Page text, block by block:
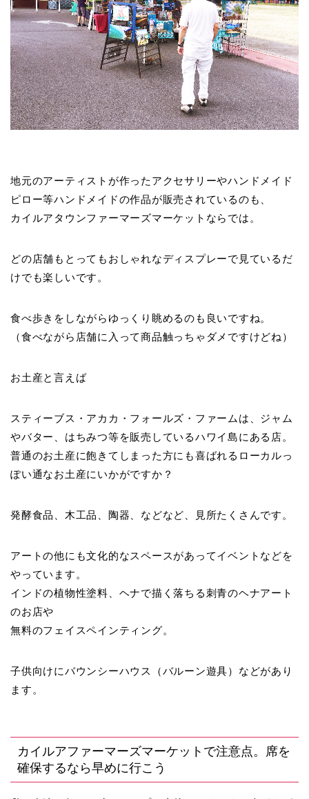
地元のアーティストが作ったアクセサリーやハンドメイド
ピロー等ハンドメイドの作品が販売されているのも、
カイルアタウンファーマーズマーケットならでは。
どの店舗もとってもおしゃれなディスプレーで見ているだ
けでも楽しいです。
食べ歩きをしながらゆっくり眺めるのも良いですね。
（食べながら店舗に入って商品触っちゃダメですけどね）
お土産と言えば
スティーブス・アカカ・フォールズ・ファームは、ジャム
やバター、はちみつ等を販売しているハワイ島にある店。
普通のお土産に飽きてしまった方にも喜ばれるローカルっ
ぽい通なお土産にいかがですか？
発酵食品、木工品、陶器、などなど、見所たくさんです。
アートの他にも文化的なスペースがあってイベントなどを
やっています。
インドの植物性塗料、ヘナで描く落ちる刺青のヘナアート
のお店や
無料のフェイスペインティング。
子供向けにバウンシーハウス（バルーン遊具）などがあり
ます。
カイルアファーマーズマーケットで注意点。席を
確保するなら早めに行こう